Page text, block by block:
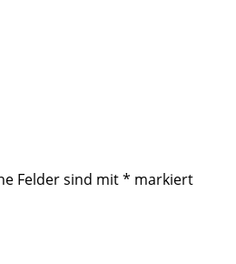
Felder sind mit* markiert